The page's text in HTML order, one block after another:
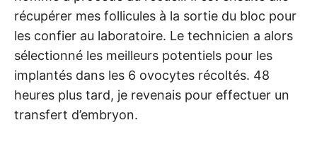
récupérer mes follicules à la sortie du bloc pour
les confier au laboratoire. Le technicien a alors
sélectionné les meilleurs potentiels pour les
implantés dans les 6 ovocytes récoltés. 48
heures plus tard, je revenais pour effectuer un
transfert d’embryon.